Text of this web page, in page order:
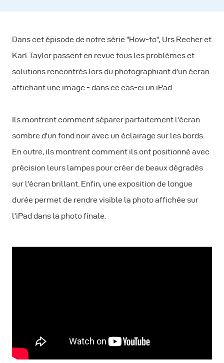
Dans cet épisode de notre série "How-to", Urs Recher et
Karl Taylor passent en revue tous les problèmes et
solutions rencontrés lors du photographiant d'un écran
affichant une image - dans ce cas-ci un iPad.
Ils montrent comment séparer parfaitement l'écran
sombre d'un fond noir avec un éclairage sur les bords.
En outre, ils montrent comment ils ont positionné avec
précision leurs lampes pour créer de beaux dégradés
sur l'écran brillant. Enfin, une exposition de longue
durée permet de rendre visible la photo affichée sur
l'iPad dans la photo finale.